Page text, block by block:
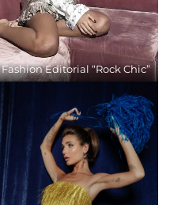
Fashion Editorial “Rock Chic”